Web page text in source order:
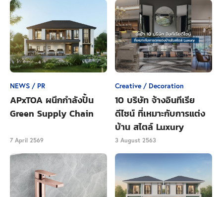
ปัจจุบันในทุกตารางเมตร ครบครันด้วยสิ่งอำนวยความ
สะดวก คัดสรรวัสดุที่ได้มาตรฐานและเป็นมิตรต่อสิ่ง
แวดล้อม เพื่อยกระดับมาตรฐานการอยู่อาศัยอีกขั้นสู่สังคม
คุณภาพ
รับเฟอร์นิเจอร์มูลค่าสูงสุดกว่า 500,000 บาท (เงื่อนไข
เป็นไปตามที่บริษัทฯ กำหนด) ได้รับเมื่อจองภายในวันที่
3-4 ก.ย.65 และโอนกรรมสิทธิ์ภายในวันที่ 30 ก.ย.65
สามารถลงทะเบียนรับสิทธิ์ได้ที่ https://bit.ly/33VNkBI
Close Ads
สอบถามและชมข้อมูล ลลิล พร็อพเพอร์ตี้ เพิ่มเติมได้ที่
Call Center 1778 หรือ
NEWS / PR
APxTOA ผนึกกำลังปั้น
Green Supply Chain
7 April 2569
Creative / Decoration
10 บริษัท จ้างอินทีเรีย
ดีไซน์ ที่เหมาะกับการแต่ง
บ้าน สไตล์ Luxury
3 August 2563